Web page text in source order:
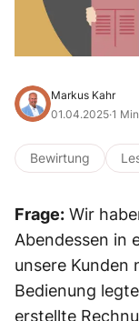
Markus Kahr
01.04.2025·1
Bewirtung
Frage: Wir
Abendessen in
unsere Kunden
Bedienung
erstellte